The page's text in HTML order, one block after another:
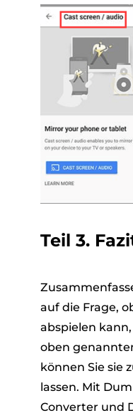
Teil 3.
auf die Frage,
abspielen
oben
können Sie sie
lassen. Mit
Converter und